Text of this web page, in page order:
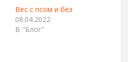
Вес с псом и без
08.04.2022
В "Блог"